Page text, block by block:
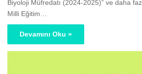
Biyoloji Müfredatı (2024-2025)” ve daha
Milli Eğitim…
Devamını Oku »